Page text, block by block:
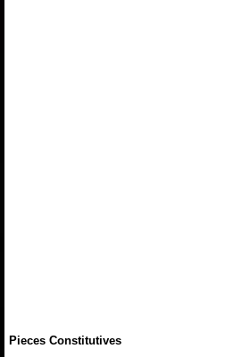
Pieces Constitutives